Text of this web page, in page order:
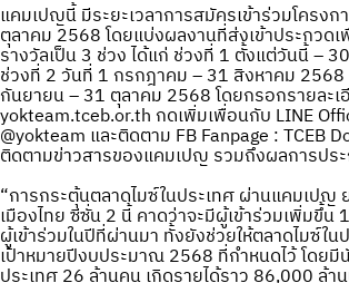
แคมเปญนี้ มีระยะเวลาการสมัครเข้าร่วมโครง
ตุลาคม 2568 โดยแบ่งผลงานที่ส่งเข้าประกวด
รางวัลเป็น 3 ช่วง ได้แก่ ช่วงที่ 1 ตั้งแต่วันนี้ –
ช่วงที่ 2 วันที่ 1 กรกฎาคม – 31 สิงหาคม
กันยายน – 31 ตุลาคม 2568 โดยกรอกรายละเ
yokteam.tceb.or.th กดเพิ่มเพื่อนกับ LINE
@yokteam และติดตาม FB Fanpage : TCEB
ติดตามข่าวสารของแคมเปญ รวมถึงผลการปร
“การกระตุ้นตลาดไมซ์ในประเทศ ผ่านแคมเปญ
เมืองไทย ซีซั่น 2 นี้ คาดว่าจะมีผู้เข้าร่วมเพิ่มขึ้
ผู้เข้าร่วมในปีที่ผ่านมา ทั้งยังช่วยให้ตลาดไมซ์ใน
เป้าหมายปีงบประมาณ 2568 ที่กำหนดไว้ โดยมี